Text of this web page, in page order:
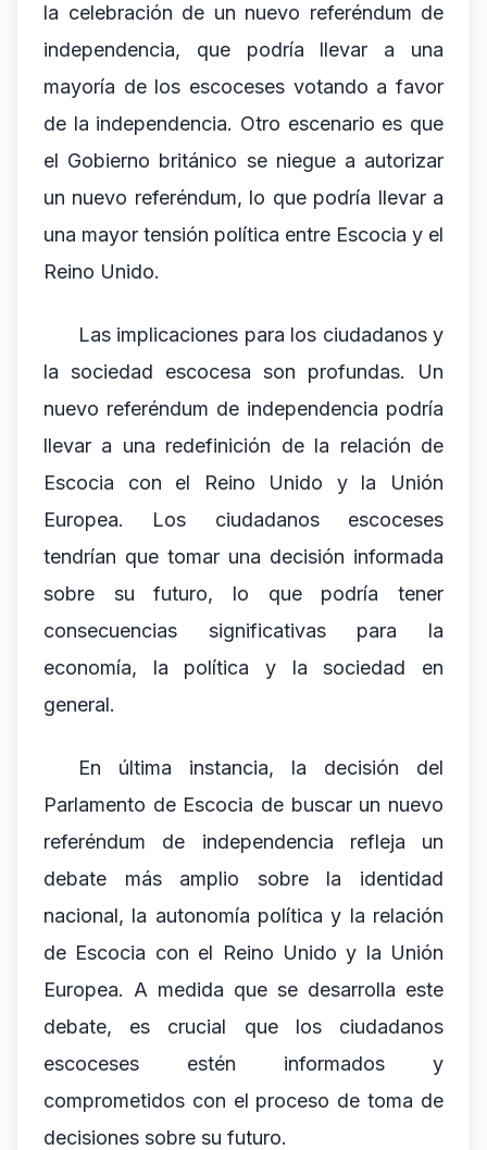
la celebración de un nuevo referéndum de
independencia, que podría llevar a una
mayoría de los escoceses votando a favor
de la independencia. Otro escenario es que
el Gobierno británico se niegue a autorizar
un nuevo referéndum, lo que podría llevar a
una mayor tensión política entre Escocia y el
Reino Unido.
Las implicaciones para los ciudadanos y
la sociedad escocesa son profundas. Un
nuevo referéndum de independencia podría
llevar a una redefinición de la relación de
Escocia con el Reino Unido y la Unión
Europea. Los ciudadanos escoceses
tendrían que tomar una decisión informada
sobre su futuro, lo que podría tener
consecuencias significativas para la
economía, la política y la sociedad en
general.
En última instancia, la decisión del
Parlamento de Escocia de buscar un nuevo
referéndum de independencia refleja un
debate más amplio sobre la identidad
nacional, la autonomía política y la relación
de Escocia con el Reino Unido y la Unión
Europea. A medida que se desarrolla este
debate, es crucial que los ciudadanos
escoceses estén informados y
comprometidos con el proceso de toma de
decisiones sobre su futuro.